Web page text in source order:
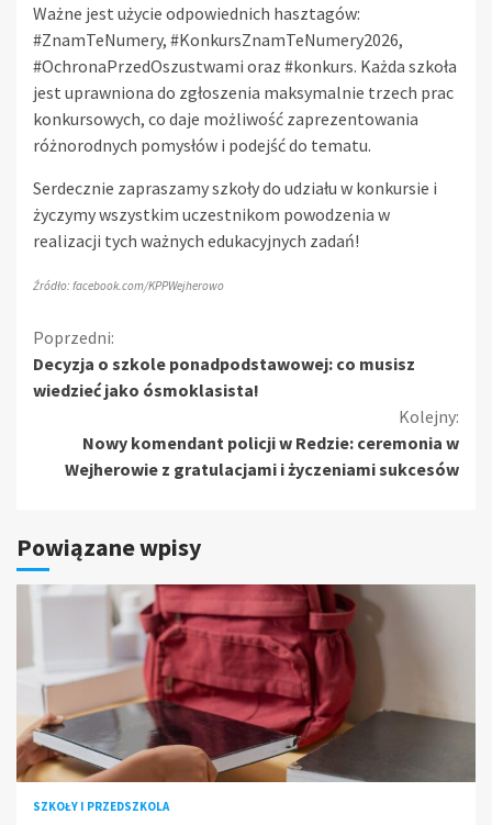
Ważne jest użycie odpowiednich hasztagów:
#ZnamTeNumery, #KonkursZnamTeNumery2026,
#OchronaPrzedOszustwami oraz #konkurs. Każda szkoła
jest uprawniona do zgłoszenia maksymalnie trzech prac
konkursowych, co daje możliwość zaprezentowania
różnorodnych pomysłów i podejść do tematu.
Serdecznie zapraszamy szkoły do udziału w konkursie i
życzymy wszystkim uczestnikom powodzenia w
realizacji tych ważnych edukacyjnych zadań!
Źródło: facebook.com/KPPWejherowo
Kontynuuj
czytanie
Poprzedni:
Decyzja o szkole ponadpodstawowej: co musisz
wiedzieć jako ósmoklasista!
Kolejny:
Nowy komendant policji w Redzie: ceremonia w
Wejherowie z gratulacjami i życzeniami sukcesów
Powiązane wpisy
SZKOŁY I PRZEDSZKOLA